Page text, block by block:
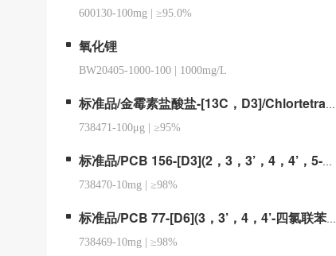
600130-100mg ≥95.0%
氧化锂
BW20405-1000-100 1000mg/L
标准品/金霉素盐酸盐-[13C，D3]/Chlortetracycline-13C,d3 hydrochloride
738471-100μg ≥95%
标准品/PCB 156-[D3](2，3，3’，4，4’，5-六氯联苯-[D3])/2,3,3',4,4',5-Hexachlorobiphenyl-d3
738470-10mg ≥98%
标准品/PCB 77-[D6](3，3’，4，4’-四氯联苯-[D6])/3,3',4,4'-Tetrachlorobiphenyl-d6
738469-10mg ≥98%